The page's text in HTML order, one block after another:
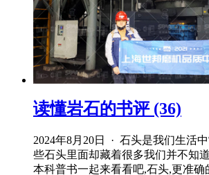
读懂岩石的书评 (36)
2024年8月20日 · 石头是我们生活
些石头里面却藏着很多我们并不知
本科普书一起来看看吧,石头,更准确